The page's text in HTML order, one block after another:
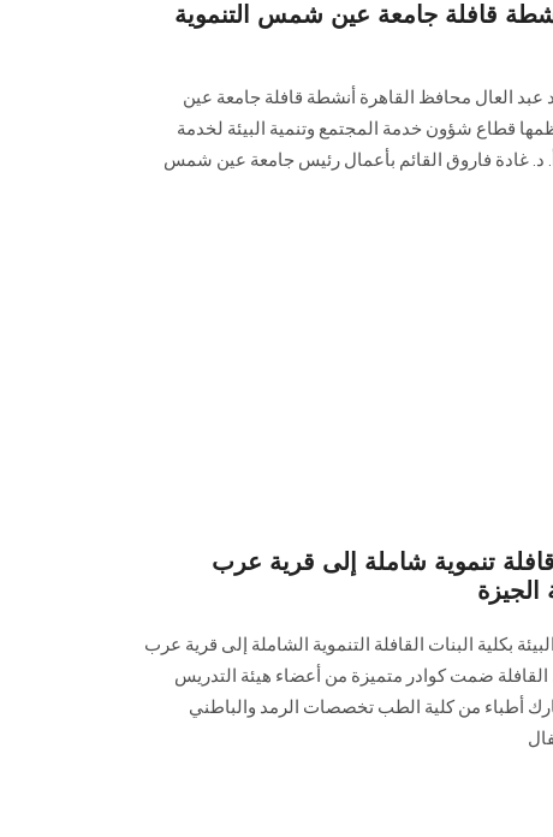
قافلة جامعة عين شمس التنموية
عبد العال محافظ القاهرة أنشطة قافلة جامعة عين
قطاع شؤون خدمة المجتمع وتنمية البيئة لخدمة
( 1) تحت رعاية أ. د. غادة فاروق القائم بأعمال رئيس جامعة عين شمس
تنموية شاملة إلى قرية عرب
بكلية البنات القافلة التنموية الشاملة إلى قرية عرب
ضمت كوادر متميزة من أعضاء هيئة التدريس
أطباء من كلية الطب تخصصات الرمد والباطني